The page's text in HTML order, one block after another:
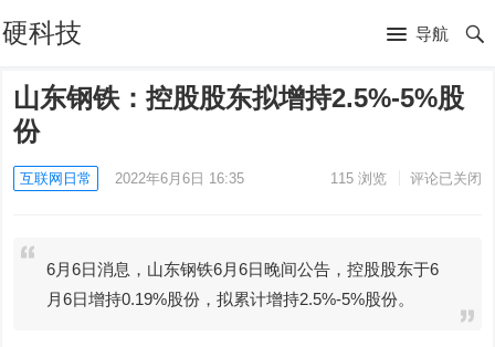
硬科技 导航
山东钢铁：控股股东拟增持2.5%-5%股
份
互联网日常 2022年6月6日 16:35 115浏览 评论已关闭
6月6日消息，山东钢铁6月6日晚间公告，控股股东于6
月6日增持0.19%股份，拟累计增持2.5%-5%股份。